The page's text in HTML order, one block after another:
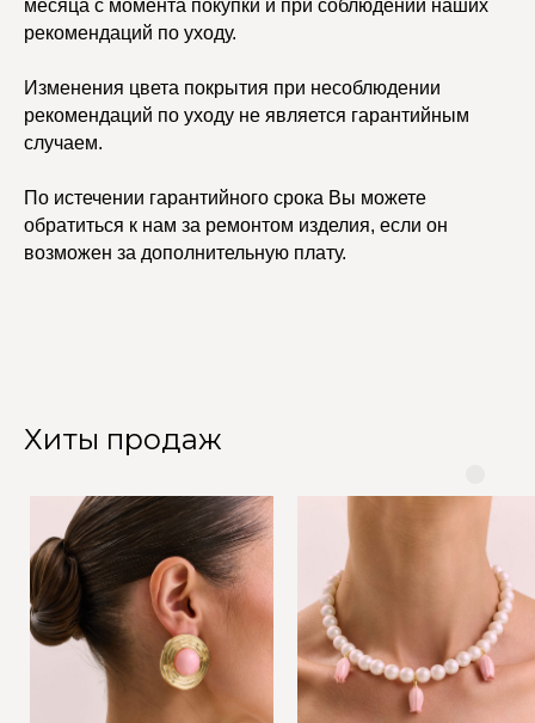
месяца с момента покупки и при соблюдении наших
рекомендаций по уходу.
Изменения цвета покрытия при несоблюдении
рекомендаций по уходу не является гарантийным
случаем.
По истечении гарантийного срока Вы можете
обратиться к нам за ремонтом изделия, если он
возможен за дополнительную плату.
Хиты продаж